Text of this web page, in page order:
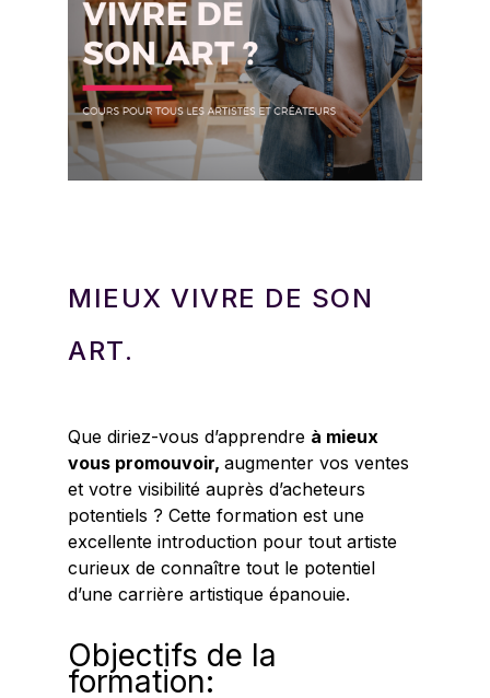
MIEUX VIVRE DE SON
ART.
Que diriez-vous d’apprendre à mieux
vous promouvoir, augmenter vos ventes
et votre visibilité auprès d’acheteurs
potentiels ? Cette formation est une
excellente introduction pour tout artiste
curieux de connaître tout le potentiel
d’une carrière artistique épanouie.
Objectifs de la
formation: